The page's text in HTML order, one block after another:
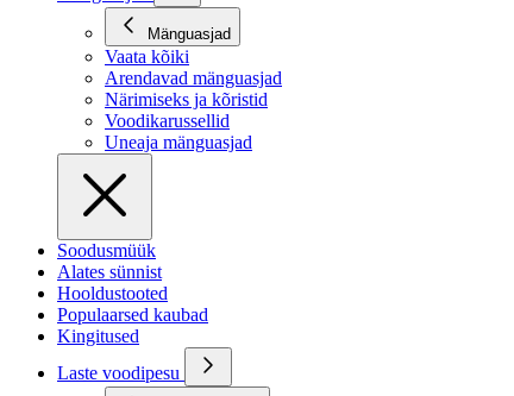
Mänguasjad
Vaata kõiki
Arendavad mänguasjad
Närimiseks ja kõristid
Voodikarussellid
Uneaja mänguasjad
Soodusmüük
Alates sünnist
Hooldustooted
Populaarsed kaubad
Kingitused
Laste voodipesu